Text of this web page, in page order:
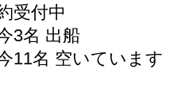
受付中
3名 出船
11名 空いています